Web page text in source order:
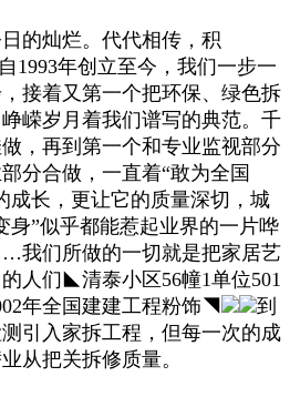
灿烂。代代相传，积
1993年创立至今，我们一步一
接着又第一个把环保、绿色拆
嵘岁月着我们谱写的典范。千
，再到第一个和专业监视部分
分合做，一直着“敢为全国
成长，更让它的质量深切，城
身”似乎都能惹起业界的一片哗
们所做的一切就是把家居艺
人们◣清泰小区56幢1单位501
年全国建建工程粉饰◥
到
引入家拆工程，但每一次的成
从把关拆修质量。